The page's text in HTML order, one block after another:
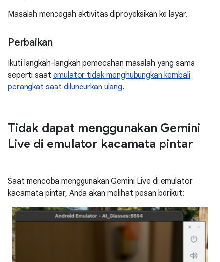
Masalah mencegah aktivitas diproyeksikan ke layar.
Perbaikan
Ikuti langkah-langkah pemecahan masalah yang sama
seperti saat emulator tidak menghubungkan kembali
perangkat saat diluncurkan ulang.
Tidak dapat menggunakan Gemini
Live di emulator kacamata pintar
Saat mencoba menggunakan Gemini Live di emulator
kacamata pintar, Anda akan melihat pesan berikut: